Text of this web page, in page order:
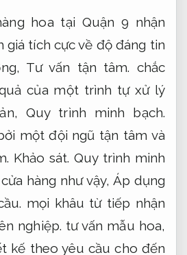
hoa tại Quận 9 nhận
giá tích cực về độ đáng tin
Tư vấn tận tâm. chắc
của một trình tự xử lý
Quy trình minh bạch.
một đội ngũ tận tâm và
Khảo sát. Quy trình minh
hàng như vậy, Áp dụng
mọi khâu từ tiếp nhận
nghiệp. tư vấn mẫu hoa,
kế theo yêu cầu cho đến